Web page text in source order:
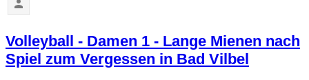
Volleyball - Damen 1 - Lange Mienen nach
Spiel zum Vergessen in Bad Vilbel